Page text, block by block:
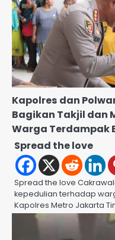
Kapolres dan
Bagikan Takjil dan
Warga Terdampak
Spread the love
Spread the love
kepedulian terhadap
Kapolres Metro Jakarta